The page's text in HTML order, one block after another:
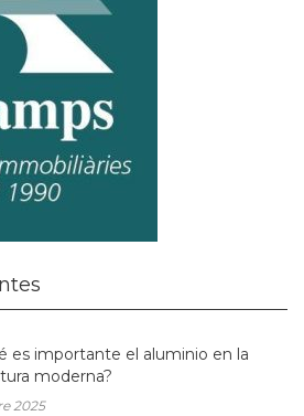
es importante el aluminio en la
moderna?
2025